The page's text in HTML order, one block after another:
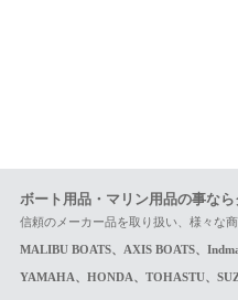
ボート用品・マリン用品の事な
信頼のメーカー品を取り扱い、様々な
MALIBU BOATS、AXIS BOATS、
YAMAHA、HONDA、TOHASTU、